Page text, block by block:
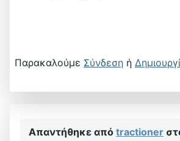
Παρακαλούμε Σύνδεση ή
Απαντήθηκε από tractioner